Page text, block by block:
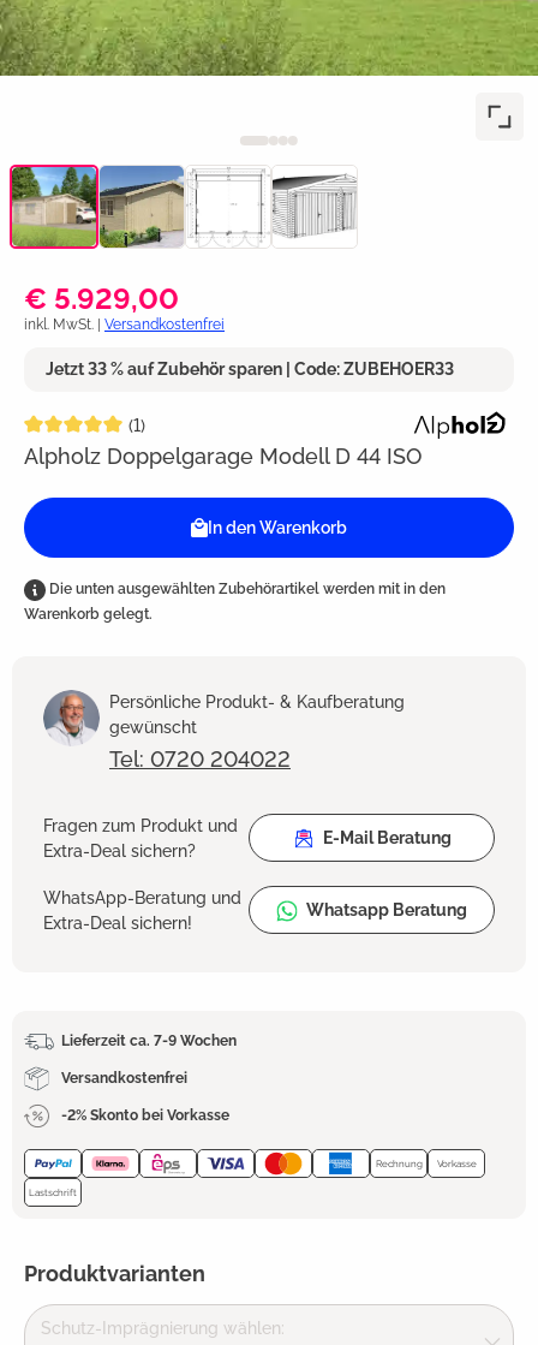
€ 5.929,00
inkl. MwSt. | Versandkostenfrei
Jetzt 33 % auf Zubehör sparen | Code: ZUBEHOER33
Durchschnittliche Bewertung von 5 von 5 Sternen
(1)
Alpholz Doppelgarage Modell D 44 ISO
In den Warenkorb
Die unten ausgewählten Zubehörartikel werden mit in den
Warenkorb gelegt.
Persönliche Produkt- & Kaufberatung
gewünscht
Tel: 0720 204022
Fragen zum Produkt und
Extra-Deal sichern?
E-Mail Beratung
WhatsApp-Beratung und
Extra-Deal sichern!
Whatsapp Beratung
Lieferzeit ca. 7-9 Wochen
Versandkostenfrei
-2% Skonto bei Vorkasse
Rechnung Vorkasse
Lastschrift
Produktvarianten
Schutz-Imprägnierung wählen: